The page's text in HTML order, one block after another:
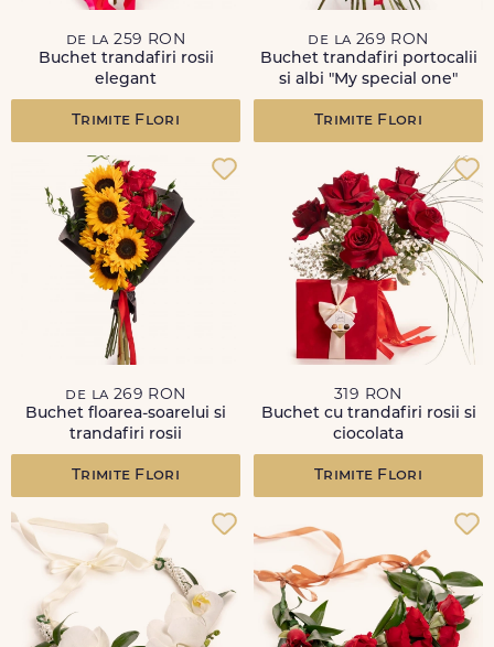
de la 259 RON
Buchet trandafiri rosii
elegant
Trimite Flori
de la 269 RON
Buchet trandafiri portocalii
si albi "My special one"
Trimite Flori
de la 269 RON
Buchet floarea-soarelui si
trandafiri rosii
Trimite Flori
319 RON
Buchet cu trandafiri rosii si
ciocolata
Trimite Flori